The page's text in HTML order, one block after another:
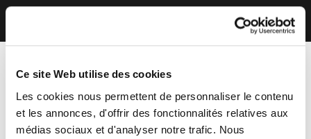
Ce site Web utilise des cookies
Les cookies nous permettent de personnaliser le contenu
et les annonces, d'offrir des fonctionnalités relatives aux
médias sociaux et d'analyser notre trafic. Nous